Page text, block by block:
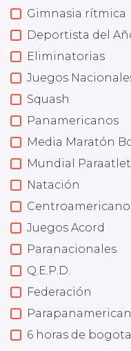
Gimnasia rítmica
Deportista del
Eliminatorias
Juegos
Squash
Panamericanos
Media Maratón
Mundial
Natación
Juegos Acord
Paranacionales
Q.E.P.D.
Federación
6 horas de bogota